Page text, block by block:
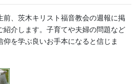
前、茨木キリスト福音教会の週報に掲
紹介します。子育てや夫婦の問題など
を学ぶ良いお手本になると信じま